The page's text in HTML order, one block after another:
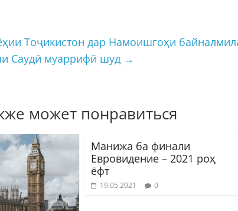
Тоҷикистон дар Намоишгоҳи
Саудӣ муаррифӣ шуд →
может понравиться
Манижа ба финали
Евровидение – 2021 роҳ
ёфт
19.05.2021 0